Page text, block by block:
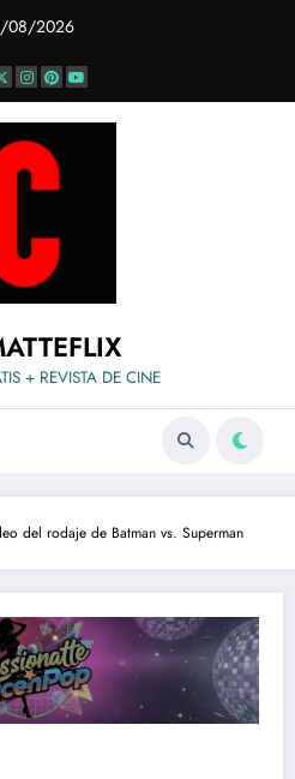
08/2026
+ REVISTA DE CINE
del rodaje de Batman vs. Superman